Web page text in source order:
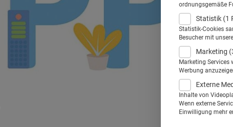
ordnungsgemäße
Statistik (1
Statistik-Cookies
Besucher mit
Marketing
Marketing
Werbung
Externe
Inhalte von
Wenn externe
Einwilligung mehr